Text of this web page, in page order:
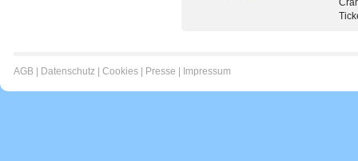
AGB Datenschutz Cookies Presse Impressum